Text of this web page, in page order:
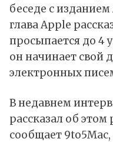
беседе с изданием
глава Apple
просыпается до 4
он начинает свой
электронных
В недавнем
рассказал об
сообщает